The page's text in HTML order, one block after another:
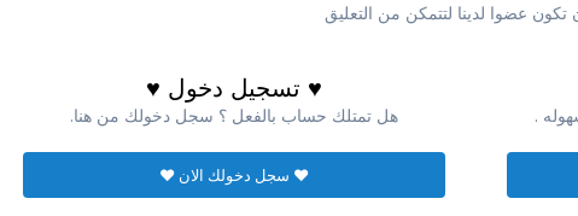
عضوا لدينا لتتمكن من التعليق
.
♥ تسجيل دخول ♥
هل تمتلك حساب بالفعل ؟ سجل دخولك من هنا.
♥ سجل دخولك الان ♥